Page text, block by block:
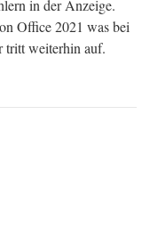
in der Anzeige.
Office 2021 was bei
tritt weiterhin auf.